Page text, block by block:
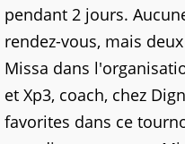
pendant 2 jours.
rendez-vous, mais
Missa dans
et Xp3, coach, chez
favorites dans ce